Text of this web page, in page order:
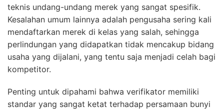
teknis undang-undang merek yang sangat spesifik.
Kesalahan umum lainnya adalah pengusaha sering kali
mendaftarkan merek di kelas yang salah, sehingga
perlindungan yang didapatkan tidak mencakup bidang
usaha yang dijalani, yang tentu saja menjadi celah bagi
kompetitor.
Penting untuk dipahami bahwa verifikator memiliki
standar yang sangat ketat terhadap persamaan bunyi